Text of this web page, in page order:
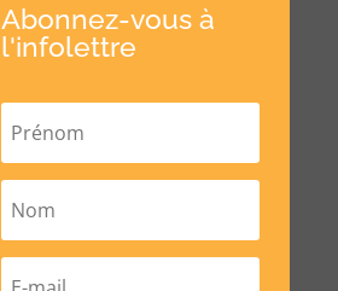
Abonnez-vous à
l'infolettre